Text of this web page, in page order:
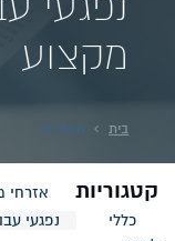
מקצוע
בית מאמרים
קטגוריות אזרחי
כללי
נפגעי